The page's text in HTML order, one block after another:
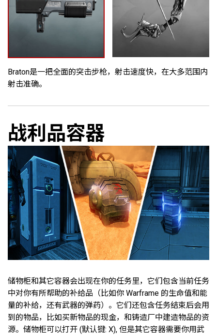
Braton是一把全面的突击步枪，射击速度快，在大多范围内
射击准确。
战利品容器
储物柜和其它容器会出现在你的任务里，它们包含当前任务
中对你有所帮助的补给品（比如你 Warframe 的生命值和能
量的补给，还有武器的弹药）。它们还包含任务结束后会用
到的物品，比如买新物品的现金，和铸造厂中建造物品的资
源。储物柜可以打开 (默认键: X), 但是其它容器需要你用武